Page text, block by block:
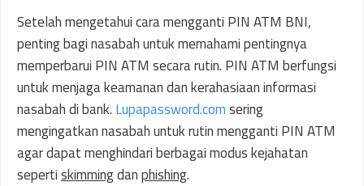
Setelah mengetahui cara mengganti PIN ATM BNI,
penting bagi nasabah untuk memahami pentingnya
memperbarui PIN ATM secara rutin. PIN ATM berfungsi
untuk menjaga keamanan dan kerahasiaan informasi
nasabah di bank. Lupapassword.comsering
mengingatkan nasabah untuk rutin mengganti PIN ATM
agar dapat menghindari berbagai modus kejahatan
sepertiskimmingdanphishing.